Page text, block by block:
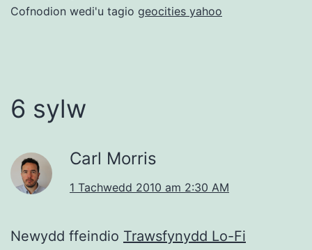
Cofnodion wedi'u tagio geocities yahoo
6 sylw
Carl Morris
1 Tachwedd 2010 am 2:30 AM
Newydd ffeindio Trawsfynydd Lo-Fi